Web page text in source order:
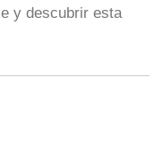
y descubrir esta